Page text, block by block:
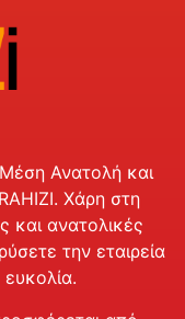
Ανατολή και
Χάρη στη
και ανατολικές
την εταιρεία